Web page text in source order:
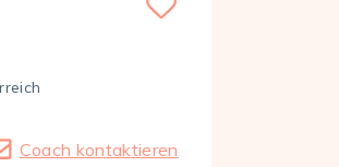
Coach kontaktieren